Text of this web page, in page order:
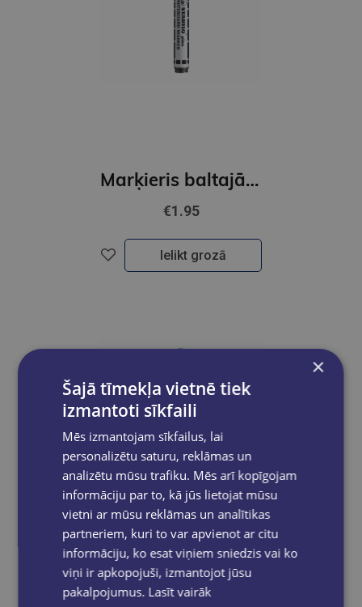
Marķieris baltajām tāfelēm STABILO PLAN | Melns GNP
€1.95
Ielikt grozā
×
Šajā tīmekļa vietnē tiek
izmantoti sīkfaili
Mēs izmantojam sīkfailus, lai
personalizētu saturu, reklāmas un
analizētu mūsu trafiku. Mēs arī kopīgojam
informāciju par to, kā jūs lietojat mūsu
vietni ar mūsu reklāmas un analītikas
partneriem, kuri to var apvienot ar citu
informāciju, ko esat viņiem sniedzis vai ko
viņi ir apkopojuši, izmantojot jūsu
pakalpojumus. Lasīt vairāk